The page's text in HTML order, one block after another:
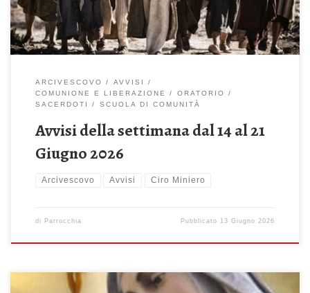
ARCIVESCOVO
AVVISI
COMUNIONE E LIBERAZIONE
ORATORIO
SACERDOTI
SCUOLA DI COMUNITÀ
Avvisi della settimana dal 14 al 21
Giugno 2026
Arcivescovo Avvisi Ciro Miniero
di Parrocchia Pubblicato 13 Giugno 2026